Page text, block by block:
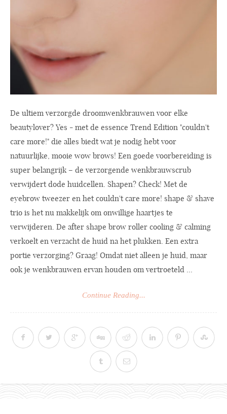
De ultiem verzorgde droomwenkbrauwen voor elke
beautylover? Yes - met de essence Trend Edition "couldn't
care more!" die alles biedt wat je nodig hebt voor
natuurlijke, mooie wow brows! Een goede voorbereiding is
super belangrijk – de verzorgende wenkbrauwscrub
verwijdert dode huidcellen. Shapen? Check! Met de
eyebrow tweezer en het couldn't care more! shape & shave
trio is het nu makkelijk om onwillige haartjes te
verwijderen. De after shape brow roller cooling & calming
verkoelt en verzacht de huid na het plukken. Een extra
portie verzorging? Graag! Omdat niet alleen je huid, maar
ook je wenkbrauwen ervan houden om vertroeteld ...
Continue Reading...